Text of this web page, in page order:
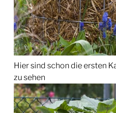
Hier sind schon die ersten
zu sehen